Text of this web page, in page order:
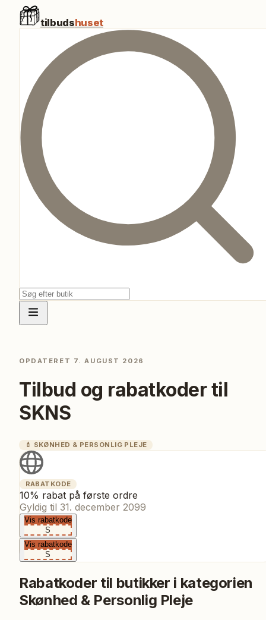
tilbudshuset
OPDATERET 7. AUGUST 2026
Tilbud og rabatkoder til
SKNS
💄 SKØNHED & PERSONLIG PLEJE
RABATKODE
10% rabat på første ordre
Gyldig til 31. december 2099
Vis rabatkode
S
Vis rabatkode
S
Rabatkoder til butikker i kategorien
Skønhed & Personlig Pleje